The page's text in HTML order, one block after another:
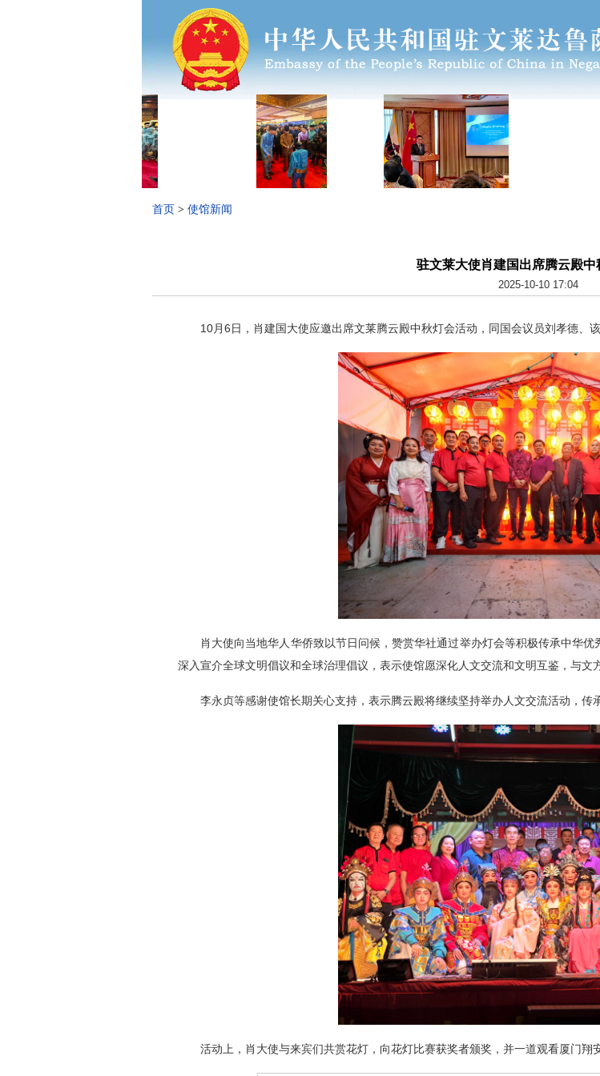
首页 > 使馆新闻
驻文莱大使肖建国出席腾云殿中
2025-10-10 17:04
10月6日，肖建国大使应邀出席文莱腾云殿中秋灯会活动，同国会议员刘孝德、
肖大使向当地华人华侨致以节日问候 ，赞赏华社通过举办灯会等积极传承中华
深入宣介全球文明倡议和全球治理倡议， 表示使馆愿深化人文交流和文明互鉴， 与文
李永贞等感谢使馆长期关心支持，表示腾云殿将继续坚持举办人文交流活动，传
活动上， 肖大使与来宾们共赏花灯 ， 向花灯比赛获奖者颁奖 ， 并一道观看厦门翔